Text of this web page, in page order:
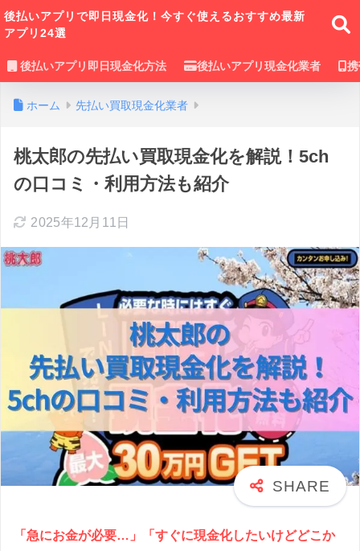
後払いアプリで即日現金化！今すぐ使えるおすすめ最新
アプリ24選
後払いアプリ即日現金化方法 後払いアプリ現金化業者
ホーム 先払い買取現金化業者
桃太郎の先払い買取現金化を解説！5ch
の口コミ・利用方法も紹介
2025年12月11日
「急にお金が必要…」「すぐに現金化したいけどどこか